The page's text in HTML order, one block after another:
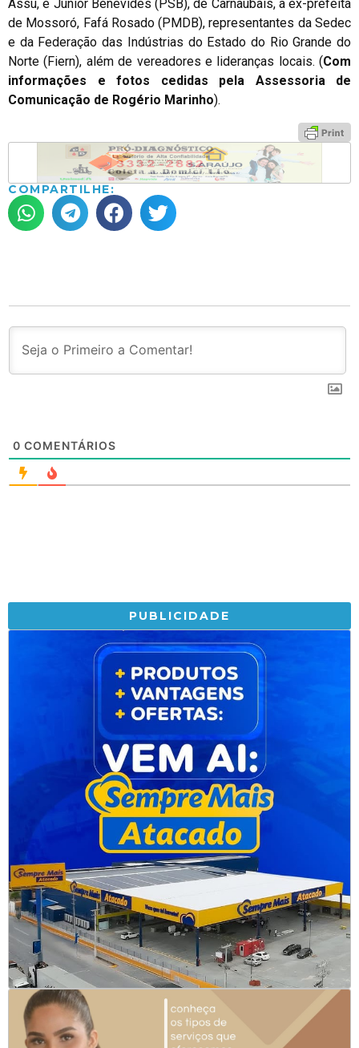
Assu, e Júnior Benevides (PSB), de Carnaubais, a ex-prefeita
de Mossoró, Fafá Rosado (PMDB), representantes da Sedec
e da Federação das Indústrias do Estado do Rio Grande do
Norte (Fiern), além de vereadores e lideranças locais. (Com
informações e fotos cedidas pela Assessoria de
Comunicação de Rogério Marinho).
COMPARTILHE:
0 COMENTÁRIOS
PUBLICIDADE